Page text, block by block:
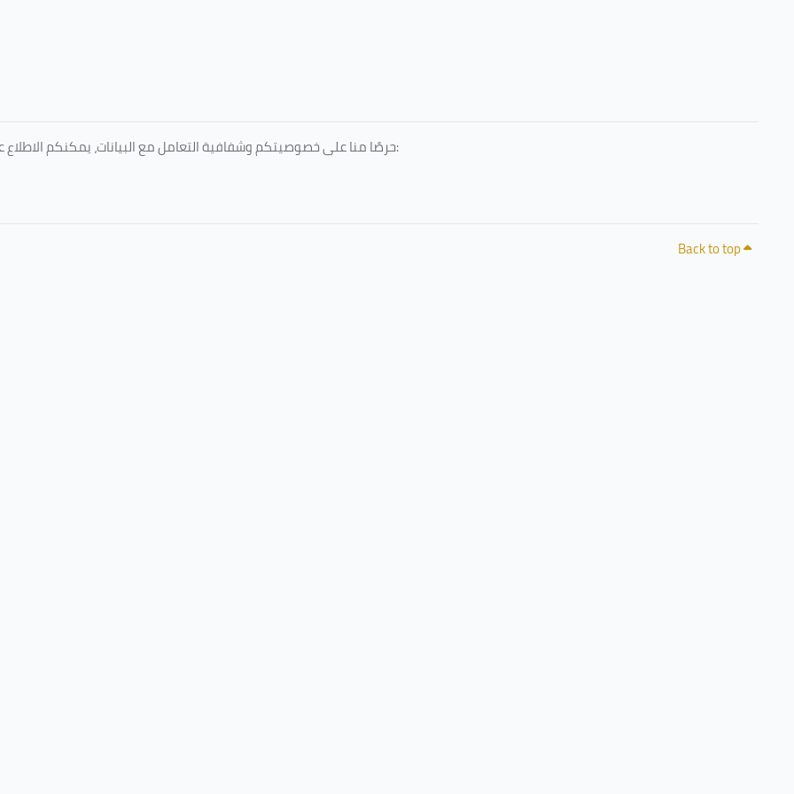
حرصًا منا على خصوصيتكم وشفافية التعامل مع البيانات، يمكنكم الاطلاع على سياسة الخصوصية المعتمدة من جامعة الطائف عبر الرابط التالي:
Back to top